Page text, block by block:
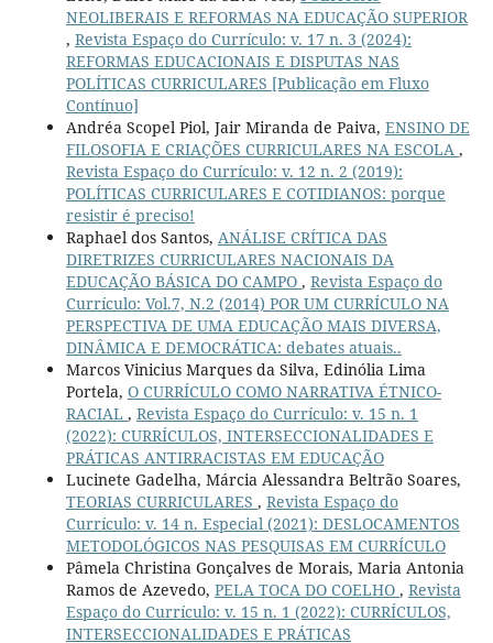
NEOLIBERAIS E REFORMAS NA EDUCAÇÃO SUPERIOR
, Revista Espaço do Currículo: v. 17 n. 3 (2024):
REFORMAS EDUCACIONAIS E DISPUTAS NAS
POLÍTICAS CURRICULARES [Publicação em Fluxo
Contínuo]
Andréa Scopel Piol, Jair Miranda de Paiva, ENSINO DE
FILOSOFIA E CRIAÇÕES CURRICULARES NA ESCOLA ,
Revista Espaço do Currículo: v. 12 n. 2 (2019):
POLÍTICAS CURRICULARES E COTIDIANOS: porque
resistir é preciso!
Raphael dos Santos, ANÁLISE CRÍTICA DAS
DIRETRIZES CURRICULARES NACIONAIS DA
EDUCAÇÃO BÁSICA DO CAMPO , Revista Espaço do
Currículo: Vol.7, N.2 (2014) POR UM CURRÍCULO NA
PERSPECTIVA DE UMA EDUCAÇÃO MAIS DIVERSA,
DINÂMICA E DEMOCRÁTICA: debates atuais..
Marcos Vinicius Marques da Silva, Edinólia Lima
Portela, O CURRÍCULO COMO NARRATIVA ÉTNICO-
RACIAL , Revista Espaço do Currículo: v. 15 n. 1
(2022): CURRÍCULOS, INTERSECCIONALIDADES E
PRÁTICAS ANTIRRACISTAS EM EDUCAÇÃO
Lucinete Gadelha, Márcia Alessandra Beltrão Soares,
TEORIAS CURRICULARES , Revista Espaço do
Currículo: v. 14 n. Especial (2021): DESLOCAMENTOS
METODOLÓGICOS NAS PESQUISAS EM CURRÍCULO
Pâmela Christina Gonçalves de Morais, Maria Antonia
Ramos de Azevedo, PELA TOCA DO COELHO , Revista
Espaço do Currículo: v. 15 n. 1 (2022): CURRÍCULOS,
INTERSECCIONALIDADES E PRÁTICAS